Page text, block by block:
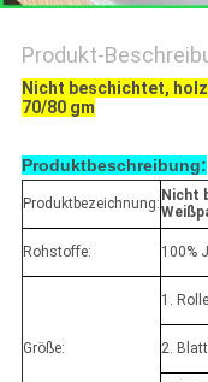
Produkt-
Nicht beschichtet,
70/80 gm
Produktbeschreibung:
Produktbezeichnung: Nicht
Rohstoffe: 100%
Größe:
1.
2.